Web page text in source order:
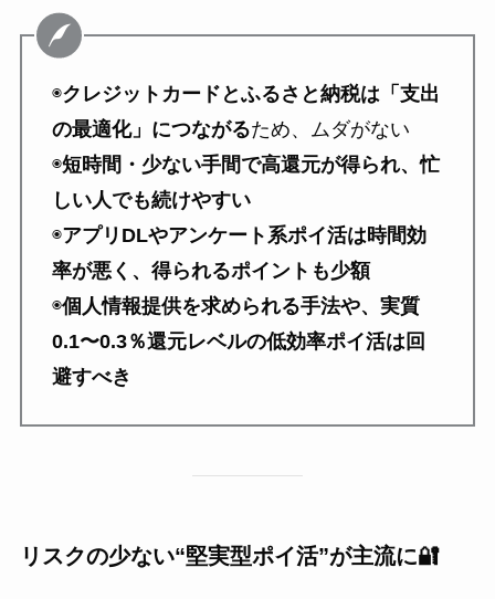
◉クレジットカードとふるさと納税は「支出
の最適化」につながるため、ムダがない
◉短時間・少ない手間で高還元が得られ、忙
しい人でも続けやすい
◉アプリDLやアンケート系ポイ活は時間効
率が悪く、得られるポイントも少額
◉個人情報提供を求められる手法や、実質
0.1〜0.3％還元レベルの低効率ポイ活は回
避すべき
リスクの少ない“堅実型ポイ活”が主流に🔐